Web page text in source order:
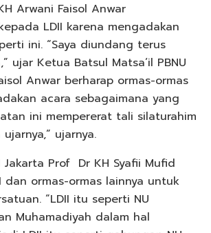
Arwani Faisol Anwar
LDII karena mengadakan
ini. “Saya diundang terus
ujar Ketua Batsul Matsa’il PBNU
Anwar berharap ormas-ormas
acara sebagaimana yang
ini mempererat tali silaturahim
ujarnya.
Jakarta Prof Dr KH Syafii Mufid
dan ormas-ormas lainnya untuk
“LDII itu seperti NU
Muhamadiyah dalam hal